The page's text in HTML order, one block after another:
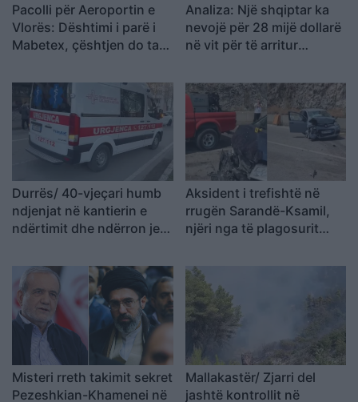
Pacolli për Aeroportin e
Vlorës: Dështimi i parë i
Mabetex, çështjen do ta
drejtësi
Analiza: Një shqiptar ka
nevojë për 28 mijë dollarë
në vit për të arritur
Durrës/ 40-vjeçari humb
ndjenjat në kantierin e
ndërtimit dhe ndërron jetë
Aksident i trefishtë në
rrugën Sarandë-Ksamil,
njëri nga të plagosurit
Traumës në Tiranë
Misteri rreth takimit sekret
Pezeshkian-Khamenei në
Mallakastër/ Zjarri del
jashtë kontrollit në